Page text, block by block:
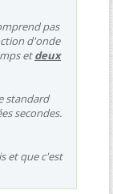
pas
d'onde
etdeux
standard
secondes.
et que c'est